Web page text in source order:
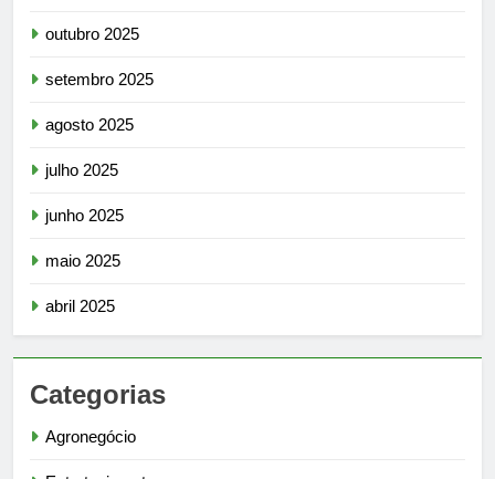
outubro 2025
setembro 2025
agosto 2025
julho 2025
junho 2025
maio 2025
abril 2025
Categorias
Agronegócio